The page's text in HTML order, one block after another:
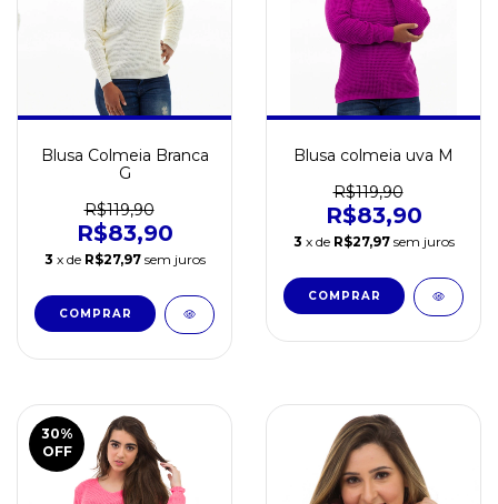
Blusa Colmeia Branca
G
R$119,90
R$83,90
3 x de R$27,97 sem juros
Blusa colmeia uva M
R$119,90
R$83,90
3 x de R$27,97 sem juros
30%
OFF